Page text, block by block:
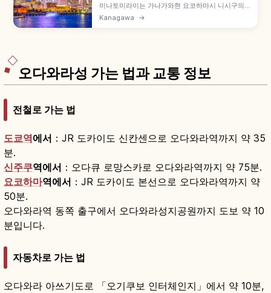
미나토미라이는 가나가와현 요코하마시 니시구의
베이 에리어로, 296m 요코하마 랜드마크 타워, 붉
은 벽돌 창고, 도심형 놀이공원 코스모월드, 컵누들
Kanagawa →
오다와라성 가는 법과 교통 정보
전철로 가는 법
도쿄역에서 ：JR 도카이도 신칸센으로 오다와라역까지 약 35
분.
신주쿠역에서 ：오다큐 로망스카로 오다와라역까지 약 75분.
요코하마역에서 ：JR 도카이도 본선으로 오다와라역까지 약
50분.
오다와라역 동쪽 출구에서 오다와라성지공원까지 도보 약 10
분입니다.
자동차로 가는 법
오다와라 아쓰기도로 「오기쿠보 인터체인지」에서 약 10분,